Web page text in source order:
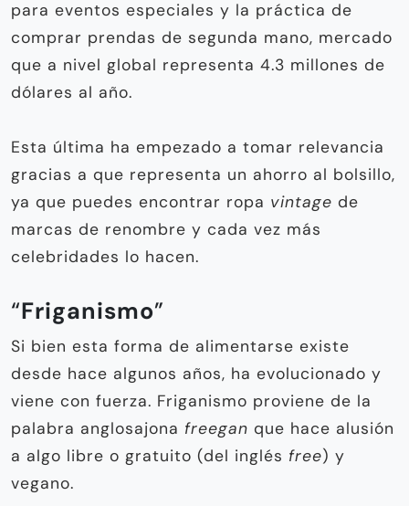
para eventos especiales y la práctica de
comprar prendas de segunda mano, mercado
que a nivel global representa 4.3 millones de
dólares al año.
Esta última ha empezado a tomar relevancia
gracias a que representa un ahorro al bolsillo,
ya que puedes encontrar ropa vintage de
marcas de renombre y cada vez más
celebridades lo hacen.
“Friganismo”
Si bien esta forma de alimentarse existe
desde hace algunos años, ha evolucionado y
viene con fuerza. Friganismo proviene de la
palabra anglosajona freegan que hace alusión
a algo libre o gratuito (del inglés free) y
vegano.